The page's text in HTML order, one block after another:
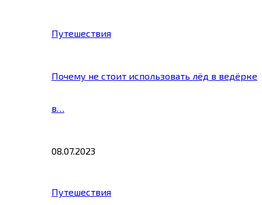
Путешествия
Почему не стоит использовать лёд в ведёрке
в…
08.07.2023
Путешествия